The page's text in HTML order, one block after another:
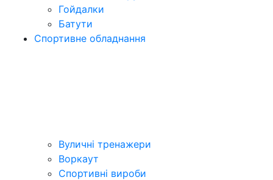
Гойдалки
Батути
Спортивне обладнання
Вуличні тренажери
Воркаут
Спортивні вироби